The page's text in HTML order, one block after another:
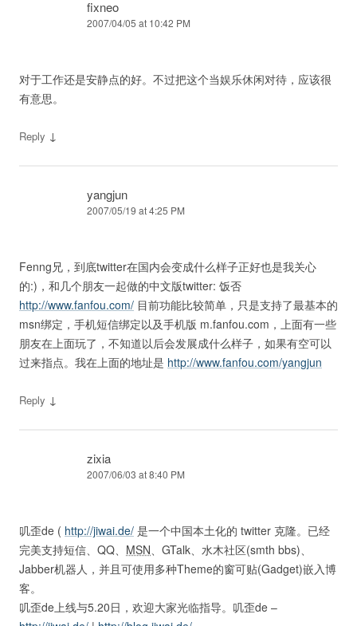
fixneo
2007/04/05 at 10:42 PM
对于工作还是安静点的好。不过把这个当娱乐休闲对待，应该很
有意思。
Reply ↓
yangjun
2007/05/19 at 4:25 PM
Fenng兄，到底twitter在国内会变成什么样子正好也是我关心
的:)，和几个朋友一起做的中文版twitter: 饭否
http://www.fanfou.com/ 目前功能比较简单，只是支持了最基本的
msn绑定，手机短信绑定以及手机版 m.fanfou.com，上面有一些
朋友在上面玩了，不知道以后会发展成什么样子，如果有空可以
过来指点。我在上面的地址是 http://www.fanfou.com/yangjun
Reply ↓
zixia
2007/06/03 at 8:40 PM
叽歪de ( http://jiwai.de/ 是一个中国本土化的 twitter 克隆。已经
完美支持短信、QQ、 MSN、GTalk、水木社区(smth bbs)、
Jabber机器人，并且可使用多种Theme的窗可贴(Gadget)嵌入博
客。
叽歪de上线与5.20日，欢迎大家光临指导。叽歪de –